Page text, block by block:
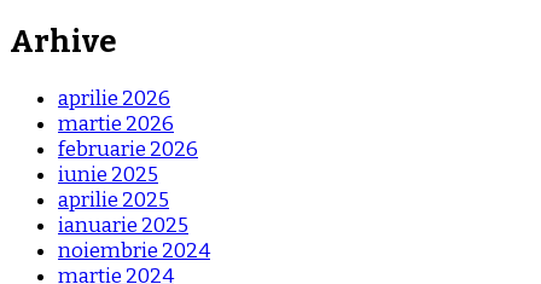
Arhive
aprilie 2026
martie 2026
februarie 2026
iunie 2025
aprilie 2025
ianuarie 2025
noiembrie 2024
martie 2024